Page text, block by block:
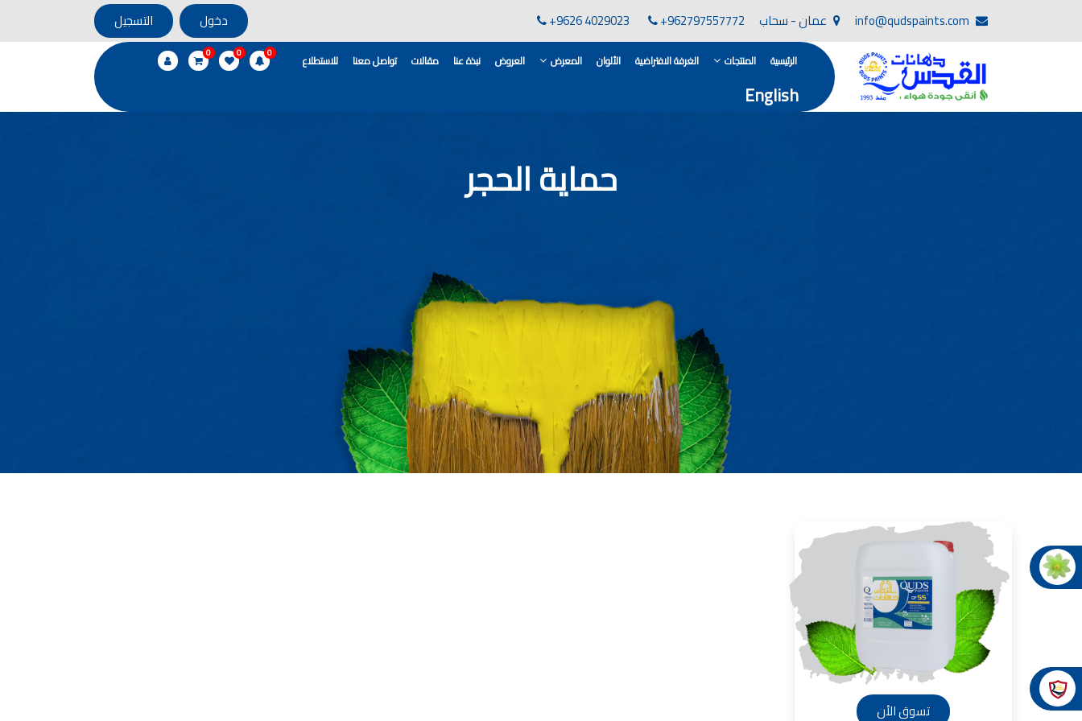
عمان - سحاب +962797557772
+9626 4029023 دخول التسجيل
الرئيسية المنتجات الغرفة الافتراضية الألوان المعرض العروض نبذة عنا مقالات تواصل معنا للاستطلاع 0
0
0
English
كتالوج الوان دهانات, الوان دهانات فاتحة,
صناعة دهانات القدس شركات دهانات في الاردن
معلم دهانات, سعر سطل الدهان في الأردن, تكلفة دهان غرفة,
دهانات للبيع, افضل نواع الدهان في الاردن, سعر الدهان في الاردن, دهانات الاردن,
شركة القدس لصناعة الدهانات أفضل انواع الدهانات
معجونة معجون الجدران الداخلية
تأسست شركة القدس لصناعة الدهانات في عام 1994.
دهان ضد العفن, بخاخ مزيل العفن, دهان بلاستيك مقاوم للرطوبة,
ورق جدران ضد العفن, دهان ضد الرطوبة, علاج العفن في المنزل, معجون ضد الرطوبة
تشطيبات حوائط,التشطيبات المعمارية, التشطيبات الداخلية
حماية الحجر
تسوق الأن